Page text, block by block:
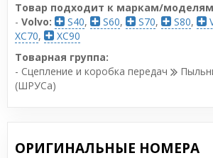
Товар подходит к маркам/
- Volvo: S40, S60, S70, S80,
XC70,
XC90
Товарная группа:
- Сцепление и коробка передач
(ШРУСа)
ОРИГИНАЛЬНЫЕ НОМЕРА